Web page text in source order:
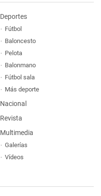
Deportes
Fútbol
Baloncesto
Pelota
Balonmano
Fútbol sala
Más deporte
Nacional
Revista
Multimedia
Galerías
Vídeos